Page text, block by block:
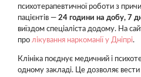
психотерапевтичної роботи з
пацієнтів — 24 години на добу, 7
виїздом спеціаліста додому. На
про лікування наркоманії у Дніпрі.
Клініка поєднує медичний і
одному закладі. Це дозволяє вести